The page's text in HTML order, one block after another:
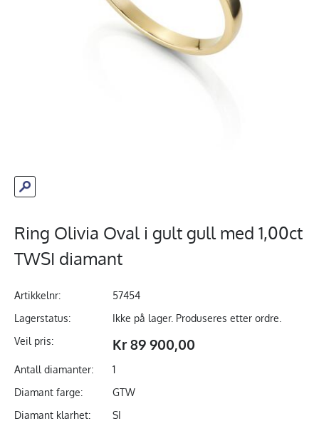
Ring Olivia Oval i gult gull med 1,00ct
TWSI diamant
Artikkelnr:
57454
Lagerstatus:
Ikke på lager. Produseres etter ordre.
Veil pris:
Kr 89 900,00
Antall diamanter:
1
Diamant farge:
GTW
Diamant klarhet:
SI